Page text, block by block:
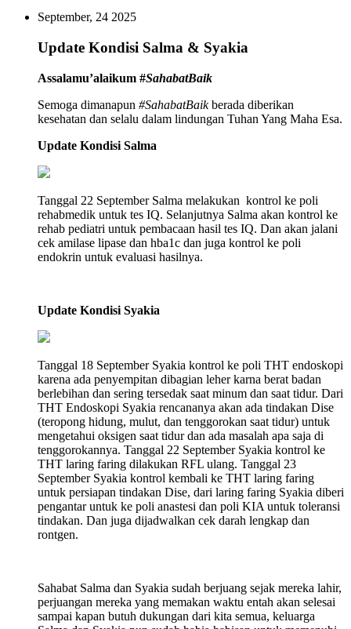
September, 24 2025
Update Kondisi Salma & Syakia
Assalamu’alaikum #SahabatBaik
Semoga dimanapun #SahabatBaikberada diberikan
kesehatan dan selalu dalam lindungan Tuhan Yang Maha Esa.
Update Kondisi Salma
Tanggal 22 September Salma melakukan kontrol ke poli
rehabmedik untuk tes IQ. Selanjutnya Salma akan kontrol ke
rehab pediatri untuk pembacaan hasil tes IQ. Dan akan jalani
cek amilase lipase dan hba1c dan juga kontrol ke poli
endokrin untuk evaluasi hasilnya.
Update Kondisi Syakia
Tanggal 18 September Syakia kontrol ke poli THT endoskopi
karena ada penyempitan dibagian leher karna berat badan
berlebihan dan sering tersedak saat minum dan saat tidur. Dari
THT Endoskopi Syakia rencananya akan ada tindakan Dise
(teropong hidung, mulut, dan tenggorokan saat tidur) untuk
mengetahui oksigen saat tidur dan ada masalah apa saja di
tenggorokannya. Tanggal 22 September Syakia kontrol ke
THT laring faring dilakukan RFL ulang. Tanggal 23
September Syakia kontrol kembali ke THT laring faring
untuk persiapan tindakan Dise, dari laring faring Syakia diberi
pengantar untuk ke poli anastesi dan poli KIA untuk toleransi
tindakan. Dan juga dijadwalkan cek darah lengkap dan
rontgen.
Sahabat Salma dan Syakia sudah berjuang sejak mereka lahir,
perjuangan mereka yang memakan waktu entah akan selesai
sampai kapan butuh dukungan dari kita semua, keluarga